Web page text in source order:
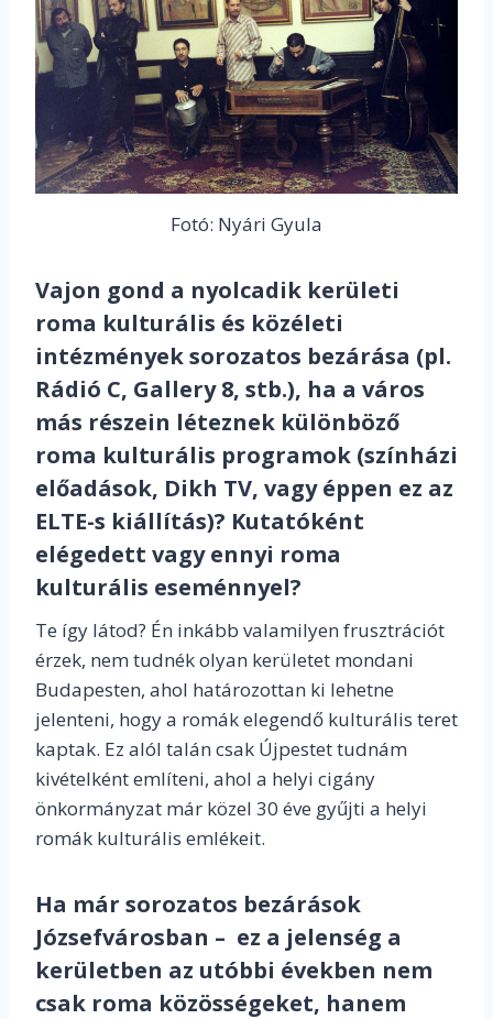
Fotó: Nyári Gyula
Vajon gond a nyolcadik kerületi
roma kulturális és közéleti
intézmények sorozatos bezárása (pl.
Rádió C, Gallery 8, stb.), ha a város
más részein léteznek különböző
roma kulturális programok (színházi
előadások, Dikh TV, vagy éppen ez az
ELTE-s kiállítás)? Kutatóként
elégedett vagy ennyi roma
kulturális eseménnyel?
Te így látod? Én inkább valamilyen frusztrációt
érzek, nem tudnék olyan kerületet mondani
Budapesten, ahol határozottan ki lehetne
jelenteni, hogy a romák elegendő kulturális teret
kaptak. Ez alól talán csak Újpestet tudnám
kivételként említeni, ahol a helyi cigány
önkormányzat már közel 30 éve gyűjti a helyi
romák kulturális emlékeit.
Ha már sorozatos bezárások
Józsefvárosban – ez a jelenség a
kerületben az utóbbi években nem
csak roma közösségeket, hanem